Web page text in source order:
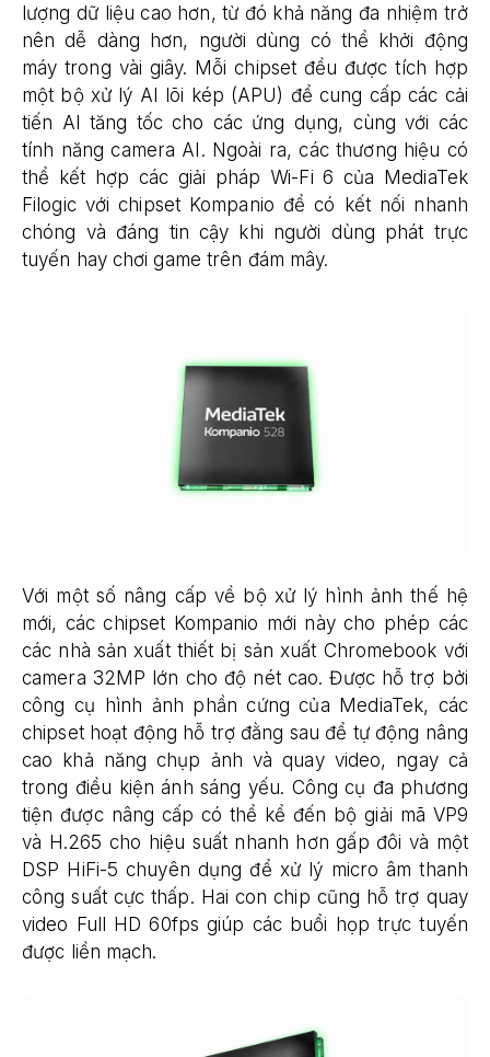
lượng dữ liệu cao hơn, từ đó khả năng đa nhiệm trở
nên dễ dàng hơn, người dùng có thể khởi động
máy trong vài giây. Mỗi chipset đều được tích hợp
một bộ xử lý AI lõi kép (APU) để cung cấp các cải
tiến AI tăng tốc cho các ứng dụng, cùng với các
tính năng camera AI. Ngoài ra, các thương hiệu có
thể kết hợp các giải pháp Wi-Fi 6 của MediaTek
Filogic với chipset Kompanio để có kết nối nhanh
chóng và đáng tin cậy khi người dùng phát trực
tuyến hay chơi game trên đám mây.
Với một số nâng cấp về bộ xử lý hình ảnh thế hệ
mới, các chipset Kompanio mới này cho phép các
các nhà sản xuất thiết bị sản xuất Chromebook với
camera 32MP lớn cho độ nét cao. Được hỗ trợ bởi
công cụ hình ảnh phần cứng của MediaTek, các
chipset hoạt động hỗ trợ đằng sau để tự động nâng
cao khả năng chụp ảnh và quay video, ngay cả
trong điều kiện ánh sáng yếu. Công cụ đa phương
tiện được nâng cấp có thể kể đến bộ giải mã VP9
và H.265 cho hiệu suất nhanh hơn gấp đôi và một
DSP HiFi-5 chuyên dụng để xử lý micro âm thanh
công suất cực thấp. Hai con chip cũng hỗ trợ quay
video Full HD 60fps giúp các buổi họp trực tuyến
được liền mạch.